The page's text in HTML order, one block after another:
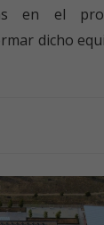
en el
dicho